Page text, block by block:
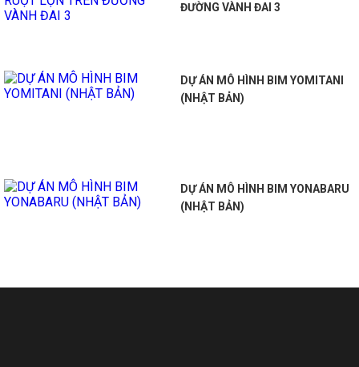
ĐƯỜNG VÀNH ĐAI 3
DỰ ÁN MÔ HÌNH BIM YOMITANI
(NHẬT BẢN)
DỰ ÁN MÔ HÌNH BIM YONABARU
(NHẬT BẢN)